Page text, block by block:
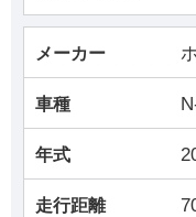
メーカー
車種
年式
走行距離